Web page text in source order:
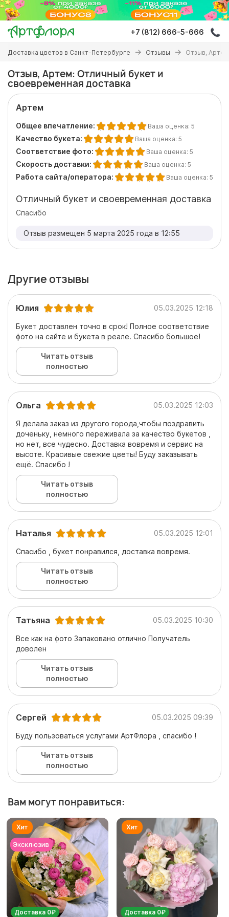
Перейти
основному
содержанию
+7 (812) 666-5-666
Вы
здесь
Доставка цветов в Санкт-Петербурге Отзывы Отзыв,
Отзыв, Артем: Отличный букет и
своевременная доставка
Артем
Общее впечатление: Ваша оценка: 5
Качество букета: Ваша оценка: 5
Соответствие фото: Ваша оценка: 5
Скорость доставки: Ваша оценка: 5
Работа сайта/оператора: Ваша оценка: 5
Отличный букет и своевременная доставка
Спасибо
Отзыв размещен 5 марта 2025 года в 12:55
Другие отзывы
Юлия 05.03.2025 12:18
Букет доставлен точно в срок! Полное соответствие
фото на сайте и букета в реале. Спасибо большое!
Читать отзыв
полностью
Ольга 05.03.2025 12:03
Я делала заказ из другого города,чтобы поздравить
доченьку, немного переживала за качество букетов ,
но нет, все чудесно. Доставка вовремя и сервис на
высоте. Красивые свежие цветы! Буду заказывать
ещё. Спасибо !
Читать отзыв
полностью
Наталья 05.03.2025 12:01
Спасибо , букет понравился, доставка вовремя.
Читать отзыв
полностью
Татьяна 05.03.2025 10:30
Все как на фото Запаковано отлично Получатель
доволен
Читать отзыв
полностью
Сергей 05.03.2025 09:39
Буду пользоваться услугами АртФлора , спасибо !
Читать отзыв
полностью
Вам могут понравиться:
Доставка 0₽ Доставка 0₽